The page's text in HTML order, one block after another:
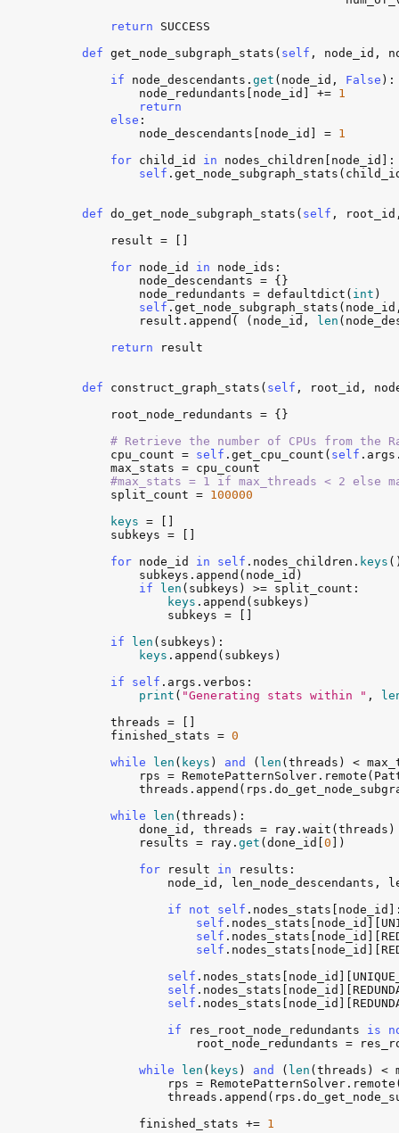
return
SUCCESS
def get_node_subgraph_stats ( self , node_id ,
if
node_descendants . get ( node_id , False ):
node_redundants
node_id ] += 1
return
else :
node_descendants
node_id ] = 1
for child_id in nodes_children node_id
]:
self . get_node_subgraph_stats (
def do_get_node_subgraph_stats ( self , root_id
result = []
for node_id in node_ids :
node_descendants = {}
node_redundants = defaultdict ( int )
self . get_node_subgraph_stats ( node_id
result . append ( ( node_id , len (
return
result
def construct_graph_stats ( self , root_id ,
root_node_redundants = {}
# Retrieve the number of CPUs from the
cpu_count = self . get_cpu_count ( self . args
max_stats = cpu_count
#max_stats = 1 if max_threads < 2 else
split_count = 100000
keys = []
subkeys = []
for node_id in self . nodes_children . keys
subkeys . append ( node_id )
if
len ( subkeys ) >= split_count :
keys . append ( subkeys )
subkeys = []
if
len ( subkeys ):
keys . append ( subkeys )
if
self . args . verbos :
print ( "Generating stats within " ,
threads = []
finished_stats = 0
while
len ( keys ) and ( len ( threads ) <
rps = RemotePatternSolver . remote (
threads . append ( rps .
while
len ( threads ):
done_id , threads = ray . wait ( threads )
results = ray . get ( done_id 0 ])
for
result in results :
node_id , len_node_descendants ,
if
not self . nodes_stats node_id
self . nodes_stats node_id
self . nodes_stats node_id
self . nodes_stats node_id
self . nodes_stats node_id
self . nodes_stats node_id
self . nodes_stats node_id
if
res_root_node_redundants is
root_node_redundants =
while
len ( keys ) and ( len ( threads ) <
rps = RemotePatternSolver . remote
threads . append ( rps .
finished_stats += 1